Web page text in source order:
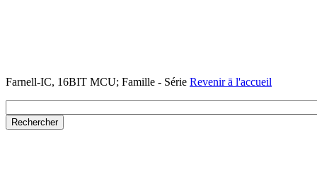
Farnell-IC, 16BIT MCU; Famille - Série Revenir ā l'accueil